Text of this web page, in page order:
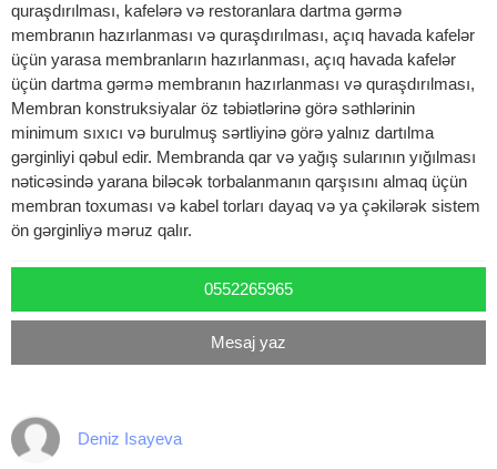
quraşdırılması, kafelərə və restoranlara dartma gərmə
membranın hazırlanması və quraşdırılması, açıq havada kafelər
üçün yarasa membranların hazırlanması, açıq havada kafelər
üçün dartma gərmə membranın hazırlanması və quraşdırılması,
Membran konstruksiyalar öz təbiətlərinə görə səthlərinin
minimum sıxıcı və burulmuş sərtliyinə görə yalnız dartılma
gərginliyi qəbul edir. Membranda qar və yağış sularının yığılması
nəticəsində yarana biləcək torbalanmanın qarşısını almaq üçün
membran toxuması və kabel torları dayaq və ya çəkilərək sistem
ön gərginliyə məruz qalır.
0552265965
Mesaj yaz
Deniz Isayeva